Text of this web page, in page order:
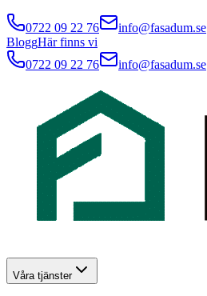
0722 09 22 76
info@fasadum.se
BloggHär finns vi
0722 09 22 76
info@fasadum.se
Våra tjänster